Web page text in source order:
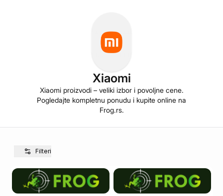
Xiaomi
Xiaomi proizvodi – veliki izbor i povoljne cene.
Pogledajte kompletnu ponudu i kupite online na
Frog.rs.
Filteri